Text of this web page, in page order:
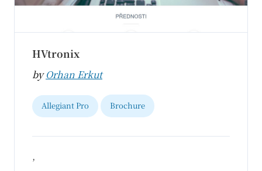
HVtronix
byOrhan Erkut
Allegiant Pro Brochure
,